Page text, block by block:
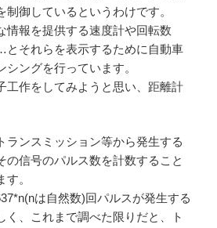
御しているというわけです。
情報を提供する速度計や回転数
それらを表示するために自動車
ングを行っています。
工作をしてみようと思い、距離計
ランスミッション等から発生する
の信号のパルス数を計数すること
。
は自然数)回パルスが発生する
く、これまで調べた限りだと、ト